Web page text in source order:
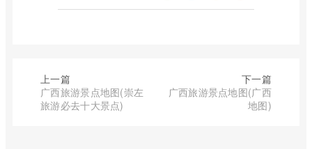
上一篇
广西旅游景点地图(崇左
旅游必去十大景点)
下一篇
广西旅游景点地图(广西
地图)